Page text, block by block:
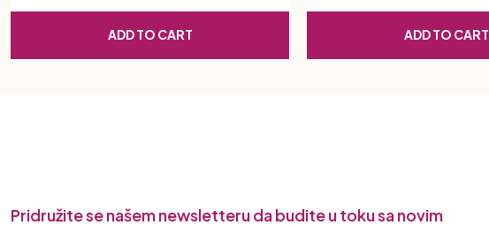
ADD TO CART ADD TO CART
Pridružite se našem newsletteru da budite u toku sa novim